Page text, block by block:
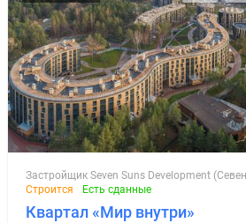
Строится
Есть сданные
Квартал «Мир внутри»